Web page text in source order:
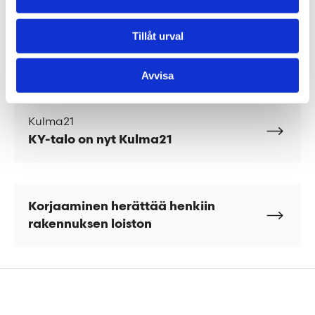
Tillåt urval
Avvisa
taloudellisesti kestävä rakennus.
Kulma21
KY-talo on nyt Kulma21
Korjaaminen herättää henkiin
rakennuksen loiston